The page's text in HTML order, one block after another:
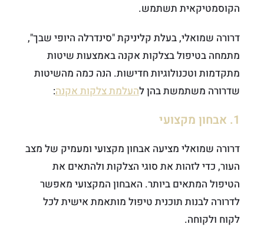
הקוסמטיקאית תשתמש.
דרורה שמואלי, בעלת קליניקת "סינדרלה היופי שבך",
מתמחה בטיפול בצלקות אקנה באמצעות שיטות
מתקדמות וטכנולוגיות חדישות. הנה כמה מהשיטות
שדרורה משתמשת בהן להעלמת צלקות אקנה:
1. אבחון מקצועי
דרורה שמואלי מציעה אבחון מקצועי ומעמיק של מצב
העור, כדי לזהות את סוגי הצלקות ולהתאים את
הטיפול המתאים ביותר. האבחון המקצועי מאפשר
לדרורה לבנות תוכנית טיפול מותאמת אישית לכל
לקוח ולקוחה.